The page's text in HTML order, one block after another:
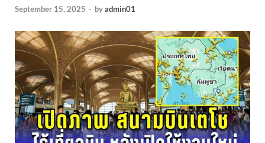
September 15, 2025 - byadmin01